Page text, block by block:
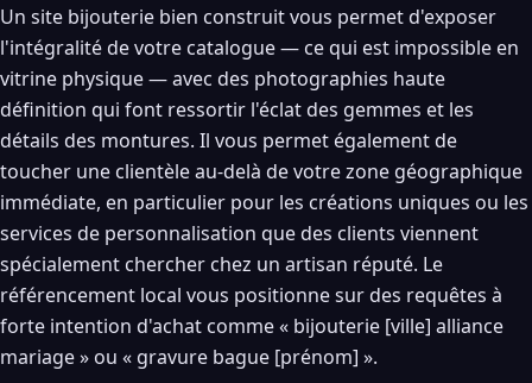
Un site bijouterie bien construit vous permet d'exposer
l'intégralité de votre catalogue — ce qui est impossible en
vitrine physique — avec des photographies haute
définition qui font ressortir l'éclat des gemmes et les
détails des montures. Il vous permet également de
toucher une clientèle au-delà de votre zone géographique
immédiate, en particulier pour les créations uniques ou les
services de personnalisation que des clients viennent
spécialement chercher chez un artisan réputé. Le
référencement local vous positionne sur des requêtes à
forte intention d'achat comme « bijouterie [ville] alliance
mariage » ou « gravure bague [prénom] ».